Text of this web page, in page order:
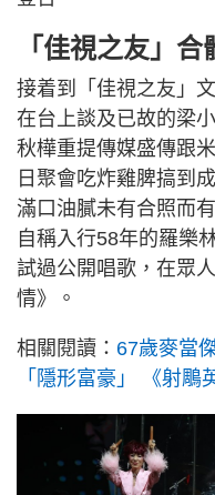
「佳視之友」
接着到「佳視之友」
在台上談及已故的梁
秋樺重提傳媒盛傳跟
日聚會吃炸雞脾搞到
滿口油膩未有合照而
自稱入行58年的羅樂
試過公開唱歌，在眾
情》。
相關閱讀： 67歲麥當
「隱形富豪」 《射